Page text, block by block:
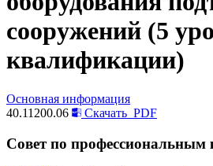
сооружений (5
квалификации)
Основная информация
40.11200.06
Скачать PDF
Совет по